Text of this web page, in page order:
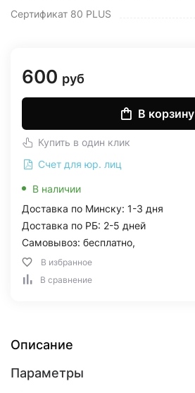
Сертификат 80 PLUS
600 руб
В корзину
Купить в один клик
Счет для юр. лиц
В наличии
Доставка по Минску: 1-3 дня
Доставка по РБ: 2-5 дней
Самовывоз: бесплатно,
В избранное
В сравнение
Описание
Параметры